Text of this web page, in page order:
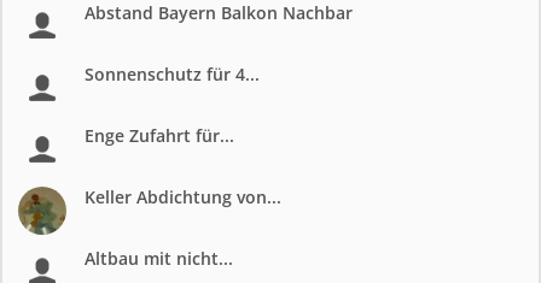
Abstand Bayern Balkon Nachbar
Sonnenschutz für 4...
Enge Zufahrt für...
Keller Abdichtung von...
Altbau mit nicht...